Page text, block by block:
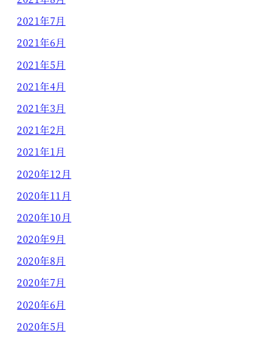
2021年7月
2021年6月
2021年5月
2021年4月
2021年3月
2021年2月
2021年1月
2020年12月
2020年11月
2020年10月
2020年9月
2020年8月
2020年7月
2020年6月
2020年5月